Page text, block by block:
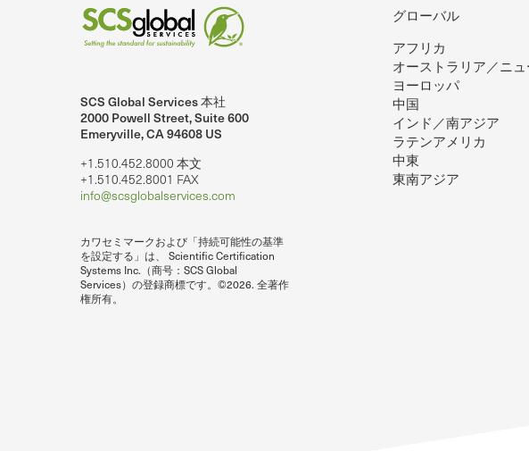
SCS Global Services 本社
2000 Powell Street, Suite 600
Emeryville, CA 94608 US
+1.510.452.8000 本文
+1.510.452.8001 FAX
info@scsglobalservices.com
カワセミマークおよび「持続可能性の基準
を設定する」は、 Scientific Certification
Systems Inc.（商号：SCS Global
Services）の登録商標です。©2026. 全著作
権所有。
グローバル
アフリカ
オーストラリア／ニ
ヨーロッパ
中国
インド／南アジア
ラテンアメリカ
中東
東南アジア